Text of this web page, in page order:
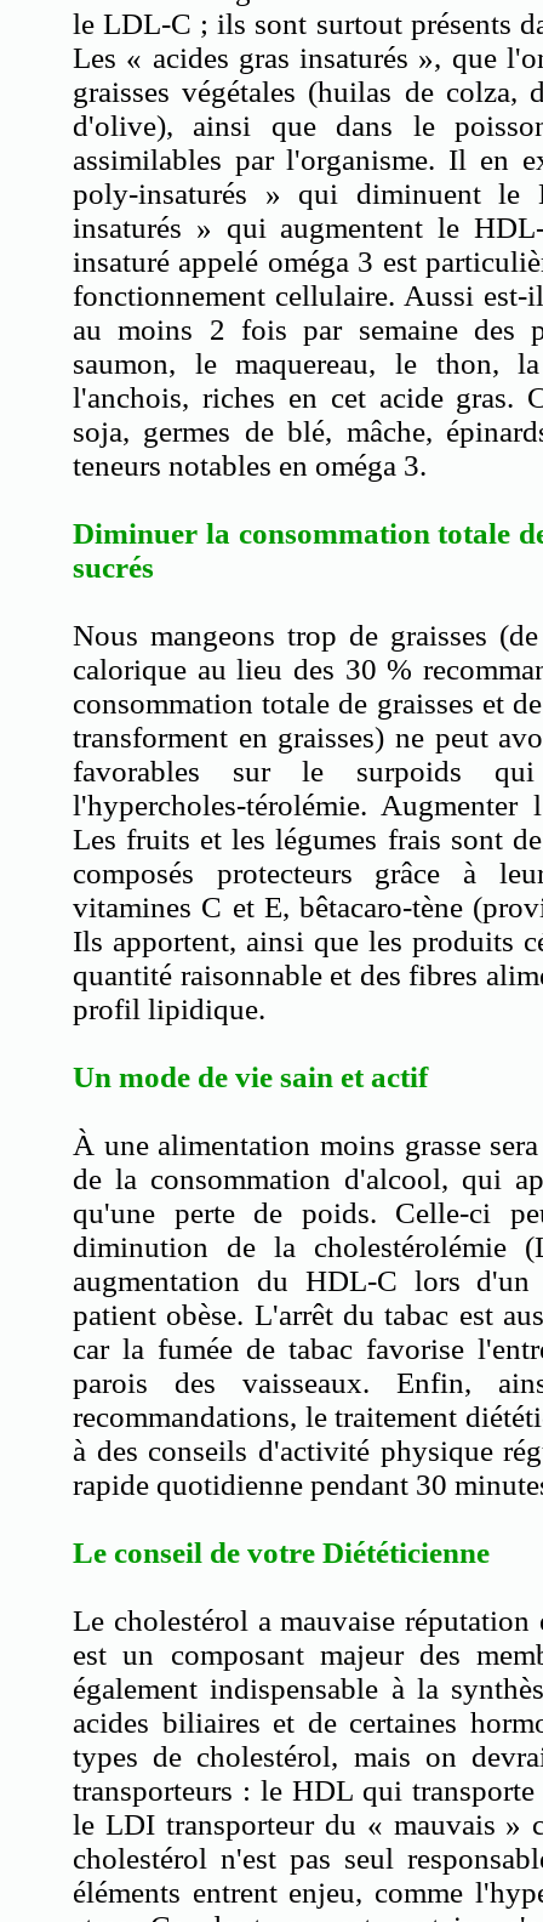
le LDL-C ; ils sont surtout présents
Les « acides gras insaturés », que
graisses végétales (huilas de colza,
d'olive), ainsi que dans le
assimilables par l'organisme. Il en
poly-insaturés » qui diminuent
insaturés » qui augmentent le
insaturé appelé oméga 3 est
fonctionnement cellulaire. Aussi est-
au moins 2 fois par semaine des
saumon, le maquereau, le thon,
l'anchois, riches en cet acide gras.
soja, germes de blé, mâche,
teneurs notables en oméga 3.
Diminuer la consommation totale
sucrés
Nous mangeons trop de graisses
calorique au lieu des 30 %
consommation totale de graisses et
transforment en graisses) ne peut
favorables sur le surpoids qui
l'hypercholes-térolémie.
Les fruits et les légumes frais sont
composés protecteurs grâce à
vitamines C et E, bêtacaro-tène
Ils apportent, ainsi que les produits
quantité raisonnable et des fibres
profil lipidique.
Un mode de vie sain et actif
À une alimentation moins grasse
de la consommation d'alcool, qui
qu'une perte de poids. Celle-ci
diminution de la cholestérolémie
augmentation du HDL-C lors d'un
patient obèse. L'arrêt du tabac est
car la fumée de tabac favorise
parois des vaisseaux. Enfin,
recommandations, le traitement
à des conseils d'activité physique
rapide quotidienne pendant 30
Le conseil de votre Diététicienne
Le cholestérol a mauvaise
est un composant majeur des
également indispensable à la
acides biliaires et de certaines
types de cholestérol, mais on
transporteurs : le HDL qui
le LDI transporteur du « mauvais »
cholestérol n'est pas seul
éléments entrent enjeu, comme